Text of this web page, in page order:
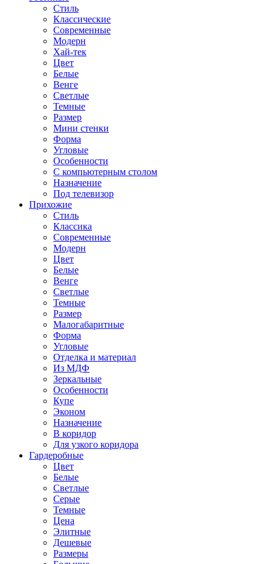
Стиль
Классические
Современные
Модерн
Хай-тек
Цвет
Белые
Венге
Светлые
Темные
Размер
Мини стенки
Форма
Угловые
Особенности
С компьютерным столом
Назначение
Под телевизор
Прихожие
Стиль
Классика
Современные
Модерн
Цвет
Белые
Венге
Светлые
Темные
Размер
Малогабаритные
Форма
Угловые
Отделка и материал
Из МДФ
Зеркальные
Особенности
Купе
Эконом
Назначение
В коридор
Для узкого коридора
Гардеробные
Цвет
Белые
Светлые
Серые
Темные
Цена
Элитные
Дешевые
Размеры